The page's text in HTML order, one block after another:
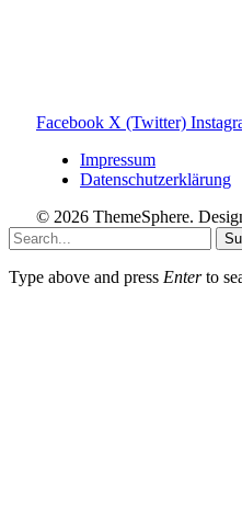
Facebook X (Twitter)
Impressum
Datenschutzerklärung
© 2026 ThemeSphere.
Type above and press Enterto